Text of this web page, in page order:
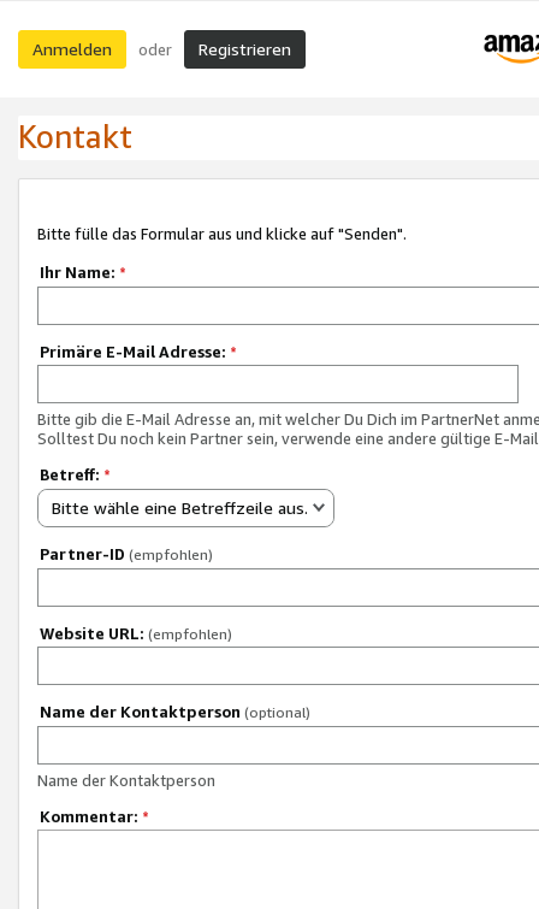
Anmelden oder Registrieren
Kontakt
Bitte fülle das Formular aus und klicke auf "Senden".
Ihr Name: *
Primäre E-Mail Adresse: *
Bitte gib die E-Mail Adresse an, mit welcher Du Dich im PartnerNet
Solltest Du noch kein Partner sein, verwende eine andere gültige E-
Betreff: *
Bitte wähle eine Betreffzeile aus.
Partner-ID (empfohlen)
Website URL: (empfohlen)
Name der Kontaktperson (optional)
Name der Kontaktperson
Kommentar: *